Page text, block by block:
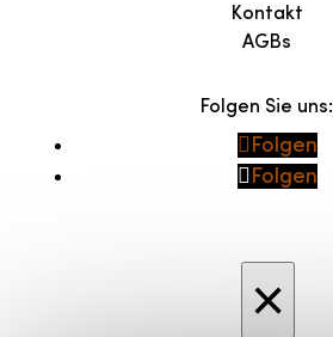
Kontakt
AGBs
Folgen Sie uns:
Folgen
Folgen
×